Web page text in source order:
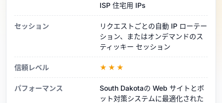
ISP 住宅用 IPs
セッション
リクエストごとの自動 IP ローテー
ション、またはオンデマンドのス
ティッキー セッション
信頼レベル ★★★
パフォーマンス
South Dakotaの Web サイトとボ
ット対策システムに最適化された